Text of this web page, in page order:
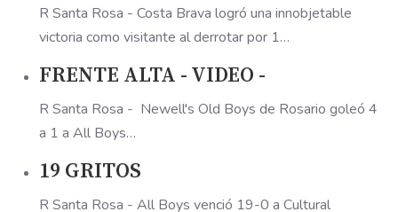
R Santa Rosa - Costa Brava logró una innobjetable
victoria como visitante al derrotar por 1…
FRENTE ALTA - VIDEO -
R Santa Rosa - Newell's Old Boys de Rosario goleó 4
a 1 a All Boys…
19 GRITOS
R Santa Rosa - All Boys venció 19-0 a Cultural